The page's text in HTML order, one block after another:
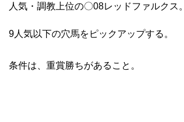
人気・調教上位の〇08レッドファルクス。
9人気以下の穴馬をピックアップする。
条件は、重賞勝ちがあること。